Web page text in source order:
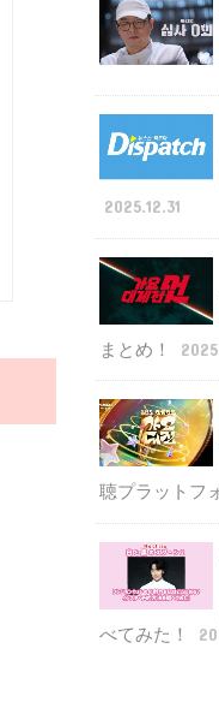
2025.12.31
まとめ！
聴プラットフ
べてみた！